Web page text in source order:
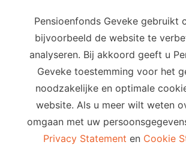
Privacy
Cookie-instellingen
Email
info@pensioenfondsgeveke.com088 60
Adres
Pensioenfonds Geveke gebruikt
bijvoorbeeld de website te
analyseren. Bij akkoord geeft u
Geveke toestemming voor het
noodzakelijke en optimale
website. Als u meer wilt weten
omgaan met uw
Privacy Statement en Cookie